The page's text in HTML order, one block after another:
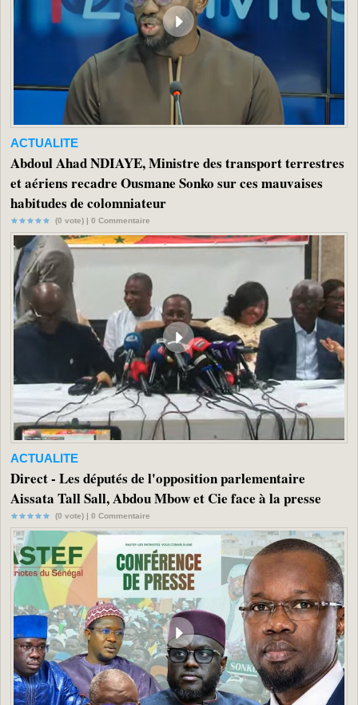
ACTUALITE
Abdoul Ahad NDIAYE, Ministre des transport terrestres
et aériens recadre Ousmane Sonko sur ces mauvaises
habitudes de colomniateur
(0 vote) | 0 Commentaire
ACTUALITE
Direct - Les députés de l'opposition parlementaire
Aissata Tall Sall, Abdou Mbow et Cie face à la presse
(0 vote) | 0 Commentaire